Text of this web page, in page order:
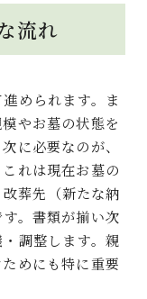
流れ
められます。ま
やお墓の状態を
に必要なのが、
れは現在お墓の
葬先（新たな納
。書類が揃い次
調整します。親
めにも特に重要